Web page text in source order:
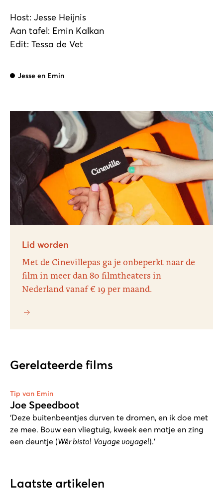
Host: Jesse Heijnis
Aan tafel: Emin Kalkan
Edit: Tessa de Vet
Jesse en Emin
Lid worden
Met de Cinevillepas ga je onbeperkt naar de
film in meer dan 80 filmtheaters in
Nederland vanaf € 19 per maand.
Gerelateerde films
Tip van Emin
Joe Speedboot
‘Deze buitenbeentjes durven te dromen, en ik doe met
ze mee. Bouw een vliegtuig, kweek een matje en zing
een deuntje (Wêr bisto! Voyage voyage!).’
Laatste artikelen